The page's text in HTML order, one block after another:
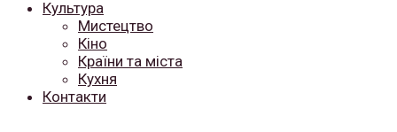
Культура
Мистецтво
Кіно
Країни та міста
Кухня
Контакти